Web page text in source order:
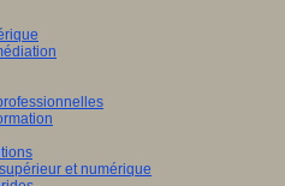
et numérique